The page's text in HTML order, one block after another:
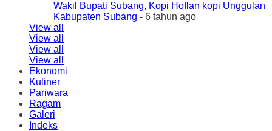
Wakil Bupati Subang, Kopi Hoflan kopi Unggulan
Kabupaten Subang - 6 tahun ago
View all
View all
View all
View all
Ekonomi
Kuliner
Pariwara
Ragam
Galeri
Indeks